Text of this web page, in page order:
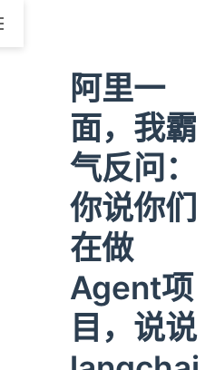
阿里一
面，我霸
气反问：
你说你们
在做
Agent项
目，说说